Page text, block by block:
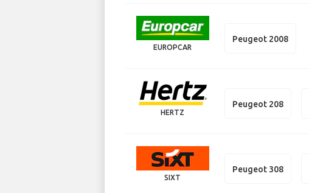
EUROPCAR
Peugeot 2008
HERTZ
Peugeot 208
SIXT
Peugeot 308